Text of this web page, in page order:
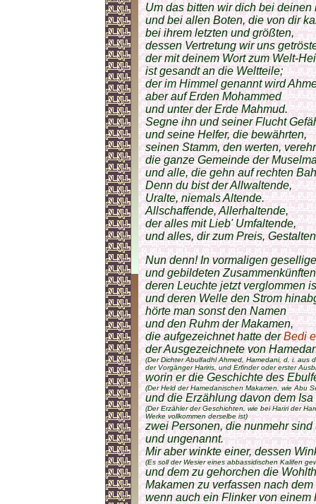
Um das bitten wir dich bei deinen
und bei allen Boten, die von dir
bei ihrem letzten und größten,
dessen Vertretung wir uns
der mit deinem Wort zum Welt-
ist gesandt an die Weltteile;
der im Himmel genannt wird
aber auf Erden Mohammed
und unter der Erde Mahmud.
Segne ihn und seiner Flucht
und seine Helfer, die bewährten,
seinen Stamm, den werten,
die ganze Gemeinde der
und alle, die gehn auf rechten
Denn du bist der Allwaltende,
Uralte, niemals Altende.
Allschaffende, Allerhaltende,
der alles mit Lieb' Umfaltende,
und alles, dir zum Preis,
Nun denn! In vormaligen
und gebildeten
deren Leuchte jetzt verglommen
und deren Welle den Strom
hörte man sonst den Namen
und den Ruhm der Makamen,
die aufgezeichnet hatte derBedi
der Ausgezeichnete von
(Der Dichter Abulfadhl Ahmed, Hamedani, d. i. aus
der Vorgänger Hariris, und Erfinder oder erster
worin er die Geschichte des
(Der Held der Hamedanischen Makamen, wie Abu
und die Erzählung davon dem
(Der Erzähler der Geschichten, wie bei Hariri der
Werke vollkommen derselbe ist)
zwei Personen, die nunmehr sind
und ungenannt.
Mir aber winkte einer, dessen
(Es soll der Wesier eines abbassidischen Kalifen
und dem zu gehorchen die
Makamen zu verfassen nach
wenn auch ein Flinker von einem